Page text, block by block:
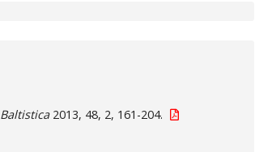
Baltistica2013, 48, 2, 161-204.